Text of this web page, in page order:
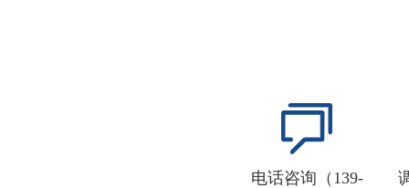
电话咨询（139-